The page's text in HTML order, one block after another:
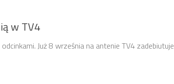
w TV4
Już 8 września na antenie TV4 zadebiutuje